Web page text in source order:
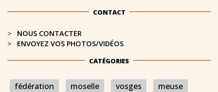
CONTACT
NOUS CONTACTER
ENVOYEZ VOS PHOTOS/VIDÉOS
CATÉGORIES
fédération moselle vosges
meuse